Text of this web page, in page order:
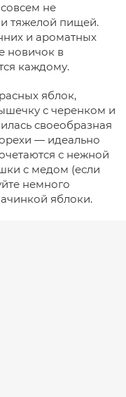
не
тяжелой пищей.
и ароматных
новичок в
каждому.
яблок,
с черенком и
своеобразная
— идеально
с нежной
с медом (если
немного
яблоки.